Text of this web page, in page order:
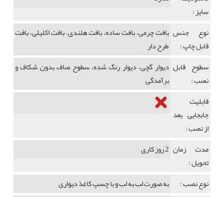
سایز :
نوع جنس
قابل چاپ :
بافت چرمی، بافت ساده، بافت هلندی، بافت اکلیلی، بافت
طرح دار
سطوح قابل
نصب :
دیوار گچی، دیوار رنگ شده، سطوح صاف بدون شکاف و
برآمدگی
قابلیت
جابجایی بعد
از نصب :
مدت زمان
تحویل :
2 روز کاری
نوع نصب :
به صورت لب به لب و با چسپ کاغذ دیواری